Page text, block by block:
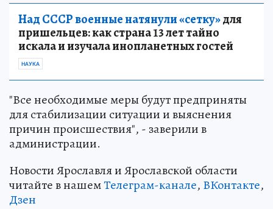
Над СССР военные натянули «сетку»для
пришельцев: как страна 13 лет тайно
искала и изучала инопланетных гостей
НАУКА
"Все необходимые меры будут предприняты
для стабилизации ситуации и выяснения
причин происшествия", - заверили в
администрации.
Новости Ярославля и Ярославской области
читайте в нашемТелеграм-канале, ВКонтакте,
Дзен